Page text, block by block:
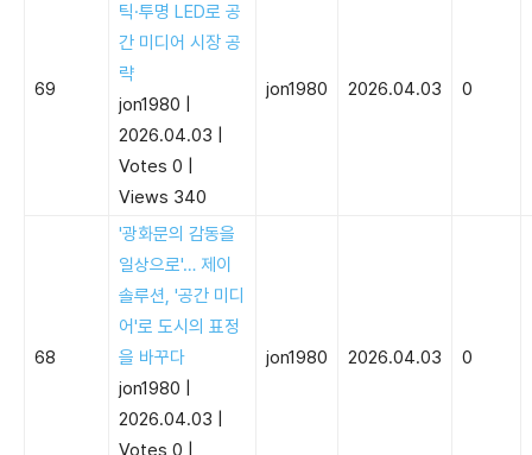
69
틱·투명 LED로 공
간 미디어 시장 공
략
jon1980
2026.04.03
Votes 0
Views 340
jon1980 2026.04.03 0
68
'광화문의 감동을
일상으로'… 제이
솔루션, '공간 미디
어'로 도시의 표정
을 바꾸다
jon1980
2026.04.03
Votes 0
jon1980 2026.04.03 0